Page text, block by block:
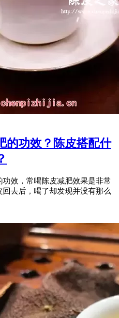
的功效？陈皮搭配什
效，常喝陈皮减肥效果是非常
去后，喝了却发现并没有那么